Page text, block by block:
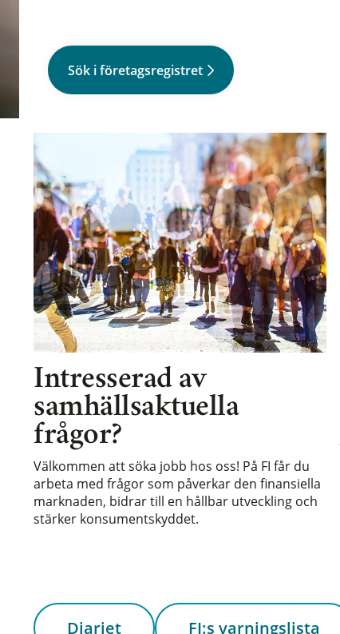
Sök i företagsregistret
Intresserad av
samhällsaktuella
frågor?
Välkommen att söka jobb hos oss! På FI får du
arbeta med frågor som påverkar den finansiella
marknaden, bidrar till en hållbar utveckling och
stärker konsumentskyddet.
Diariet FI:s varningslista